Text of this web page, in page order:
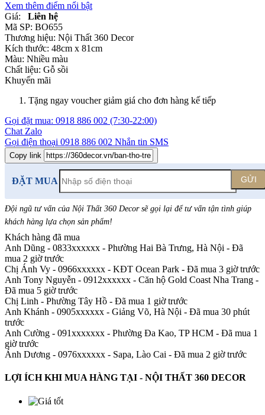
Xem thêm điểm nổi bật
Giá:
Liên hệ
Mã SP: BO655
Thương hiệu: Nội Thất 360 Decor
Kích thước: 48cm x 81cm
Màu: Nhiều màu
Chất liệu: Gỗ sồi
Khuyến mãi
Tặng ngay voucher giảm giá cho đơn hàng kế tiếp
Gọi đặt mua: 0918 886 002 (7:30-22:00)
Chat Zalo
Gọi điện thoại 0918 886 002 Nhắn tin SMS
Copy link
ĐẶT MUA GỬI
Đội ngũ tư vấn của Nội Thất 360 Decor sẽ gọi lại để tư vấn tận tình giúp
khách hàng lựa chọn sản phẩm!
Khách hàng đã mua
Anh Dũng - 0833xxxxxx - Phường Hai Bà Trưng, Hà Nội - Đã
mua 2 giờ trước
Chị Ánh Vy - 0966xxxxxx - KĐT Ocean Park - Đã mua 3 giờ trước
Anh Tony Nguyễn - 0912xxxxxx - Căn hộ Gold Coast Nha Trang -
Đã mua 5 giờ trước
Chị Linh - Phường Tây Hồ - Đã mua 1 giờ trước
Anh Khánh - 0905xxxxxx - Giảng Võ, Hà Nội - Đã mua 30 phút
trước
Anh Cường - 091xxxxxxx - Phường Đa Kao, TP HCM - Đã mua 1
giờ trước
Ánh Dương - 0976xxxxxx - Sapa, Lào Cai - Đã mua 2 giờ trước
LỢI ÍCH KHI MUA HÀNG TẠI - NỘI THẤT 360 DECOR